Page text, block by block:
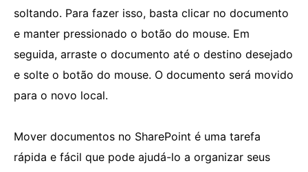
soltando. Para fazer isso, basta clicar no documento
e manter pressionado o botão do mouse. Em
seguida, arraste o documento até o destino desejado
e solte o botão do mouse. O documento será movido
para o novo local.
Mover documentos no SharePoint é uma tarefa
rápida e fácil que pode ajudá-lo a organizar seus